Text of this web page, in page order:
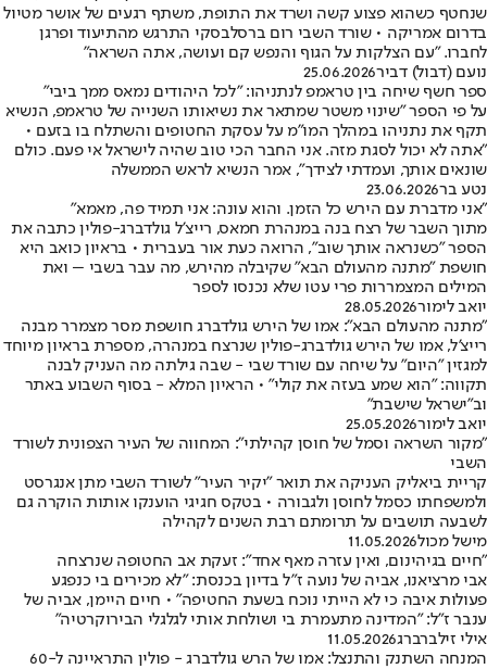
שנחטף כשהוא פצוע קשה ושרד את התופת, משתף רגעים של אושר מטיול
בדרום אמריקה • שורד השבי רום ברסלבסקי התרגש מהתיעוד ופרגן
לחברו. "עם הצלקות על הגוף והנפש קם ועושה, אתה השראה"
נועם (דבול) דביר25.06.2026
ספר חשף שיחה בין טראמפ לנתניהו: "לכל היהודים נמאס ממך ביבי"
על פי הספר "שינוי משטר שמתאר את נשיאותו השנייה של טראמפ, הנשיא
תקף את נתניהו במהלך המו"מ על עסקת החטופים והשתלח בו בזעם •
"אתה לא יכול לסגת מזה. אני החבר הכי טוב שהיה לישראל אי פעם. כולם
שונאים אותך, ועמדתי לצידך", אמר הנשיא לראש הממשלה
נטע בר23.06.2026
"אני מדברת עם הירש כל הזמן. והוא עונה: אני תמיד פה, מאמא"
מתוך השבר של רצח בנה במנהרת חמאס, רייצ'ל גולדברג-פולין כתבה את
הספר "כשנראה אותך שוב", הרואה כעת אור בעברית • בראיון כואב היא
חושפת "מתנה מהעולם הבא" שקיבלה מהירש, מה עבר בשבי – ואת
המילים המצמררות פרי עטו שלא נכנסו לספר
יואב לימור28.05.2026
"מתנה מהעולם הבא": אמו של הירש גולדברג חושפת מסר מצמרר מבנה
רייצ'ל, אמו של הירש גולדברג-פולין שנרצח במנהרה, מספרת בראיון מיוחד
למגזין "היום" על שיחה עם שורד שבי - שבה גילתה מה העניק לבנה
תקווה: "הוא שמע בעזה את קולי" • הראיון המלא - בסוף השבוע באתר
וב"ישראל שישבת"
יואב לימור25.05.2026
"מקור השראה וסמל של חוסן קהילתי": המחווה של העיר הצפונית לשורד
השבי
קריית ביאליק העניקה את תואר "יקיר העיר" לשורד השבי מתן אנגרסט
ולמשפחתו כסמל לחוסן ולגבורה • בטקס חגיגי הוענקו אותות הוקרה גם
לשבעה תושבים על תרומתם רבת השנים לקהילה
מישל מכול11.05.2026
"חיים בגיהינום, ואין עזרה מאף אחד": זעקת אב החטופה שנרצחה
אבי מרציאנו, אביה של נועה ז"ל בדיון בכנסת: "לא מכירים בי כנפגע
פעולות איבה כי לא הייתי נוכח בשעת החטיפה" • חיים היימן, אביה של
ענבר ז"ל: "המדינה מתעמרת בי ושולחת אותי לגלגלי הבירוקרטיה"
אילי זילברברג11.05.2026
המנחה השתנק והתנצל: אמו של הרש גולדברג - פולין התראיינה ל-60